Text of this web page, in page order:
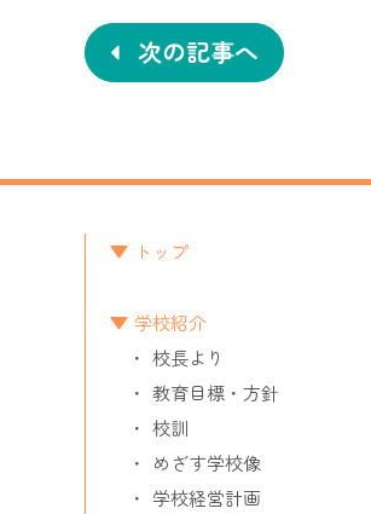
稿
ナ
ゲ
ー
シ
ョ
ン
次の記事へ
トップ
学校紹介
校長より
教育目標・方針
校訓
めざす学校像
学校経営計画